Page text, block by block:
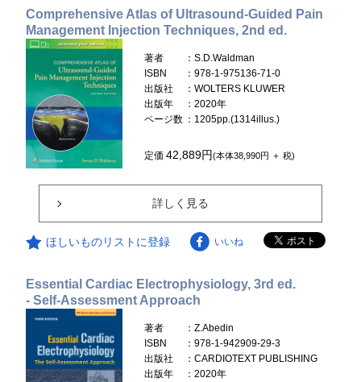
Comprehensive Atlas of Ultrasound-Guided Pain
Management Injection Techniques, 2nd ed.
著者
：S.D.Waldman
ISBN
：978-1-975136-71-0
出版社
：WOLTERS KLUWER
出版年
：2020年
ページ数 ：1205pp.(1314illus.)
定価42,889円(本体38,990円 ＋ 税)
詳しく見る
ほしいものリストに登録 いいね
Essential Cardiac Electrophysiology, 3rd ed.
- Self-Assessment Approach
著者
：Z.Abedin
ISBN
：978-1-942909-29-3
出版社
：CARDIOTEXT PUBLISHING
出版年
：2020年